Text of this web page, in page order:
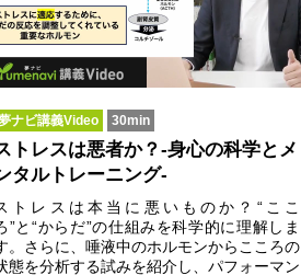
ナビ講義Video 30min
トレスは悪者か？-身心の科学とメ
タルトレーニング-
トレスは本当に悪いものか？“ここ
”と“からだ”の仕組みを科学的に理解しま
。さらに、唾液中のホルモンからこころの
態を分析する試みを紹介し、パフォーマン